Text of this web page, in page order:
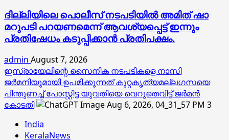
ദില്ലിയിലെ പൊലീസ് നടപടിയിൽ അമിത് ഷാ
മറുപടി പറയണമെന്ന് ആവശ്യപ്പെട്ട് ഇന്നും
പ്രതിഷേധം കടുപ്പിക്കാൻ പ്രതിപക്ഷം.
admin August 7, 2026
ഇസ്രായേലിന്റെ സൈനിക നടപടികളെ നാസി
ജര്‍മനിയുമായി ഉപമിക്കുന്നത് കുറ്റകൃത്യമല്ലഗസയെ
പിന്തുണച്ച് പോസ്റ്റിട്ട യുവതിയെ വെറുതെവിട്ട് ജര്‍മന്‍
കോടതി
3
India
KeralaNews